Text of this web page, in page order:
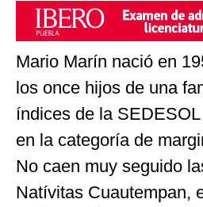
Mario Marín nació en
los once hijos de una
índices de la
en la categoría de
No caen muy seguido
Natívitas Cuautempan,